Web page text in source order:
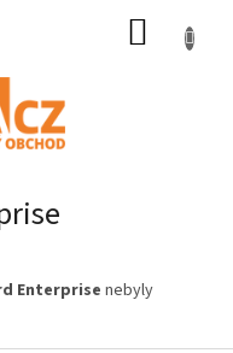
Enterprise nebyly